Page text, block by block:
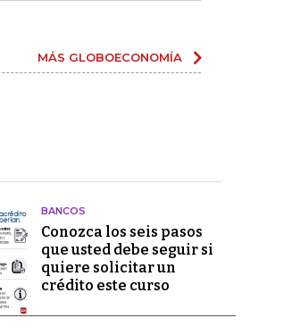
MÁS GLOBOECONOMÍA
BANCOS
Conozca los seis pasos
que usted debe seguir si
quiere solicitar un
crédito este curso